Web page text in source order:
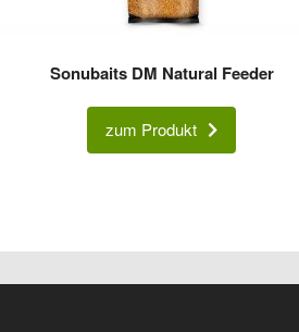
Sonubaits DM Natural Feeder
zum Produkt